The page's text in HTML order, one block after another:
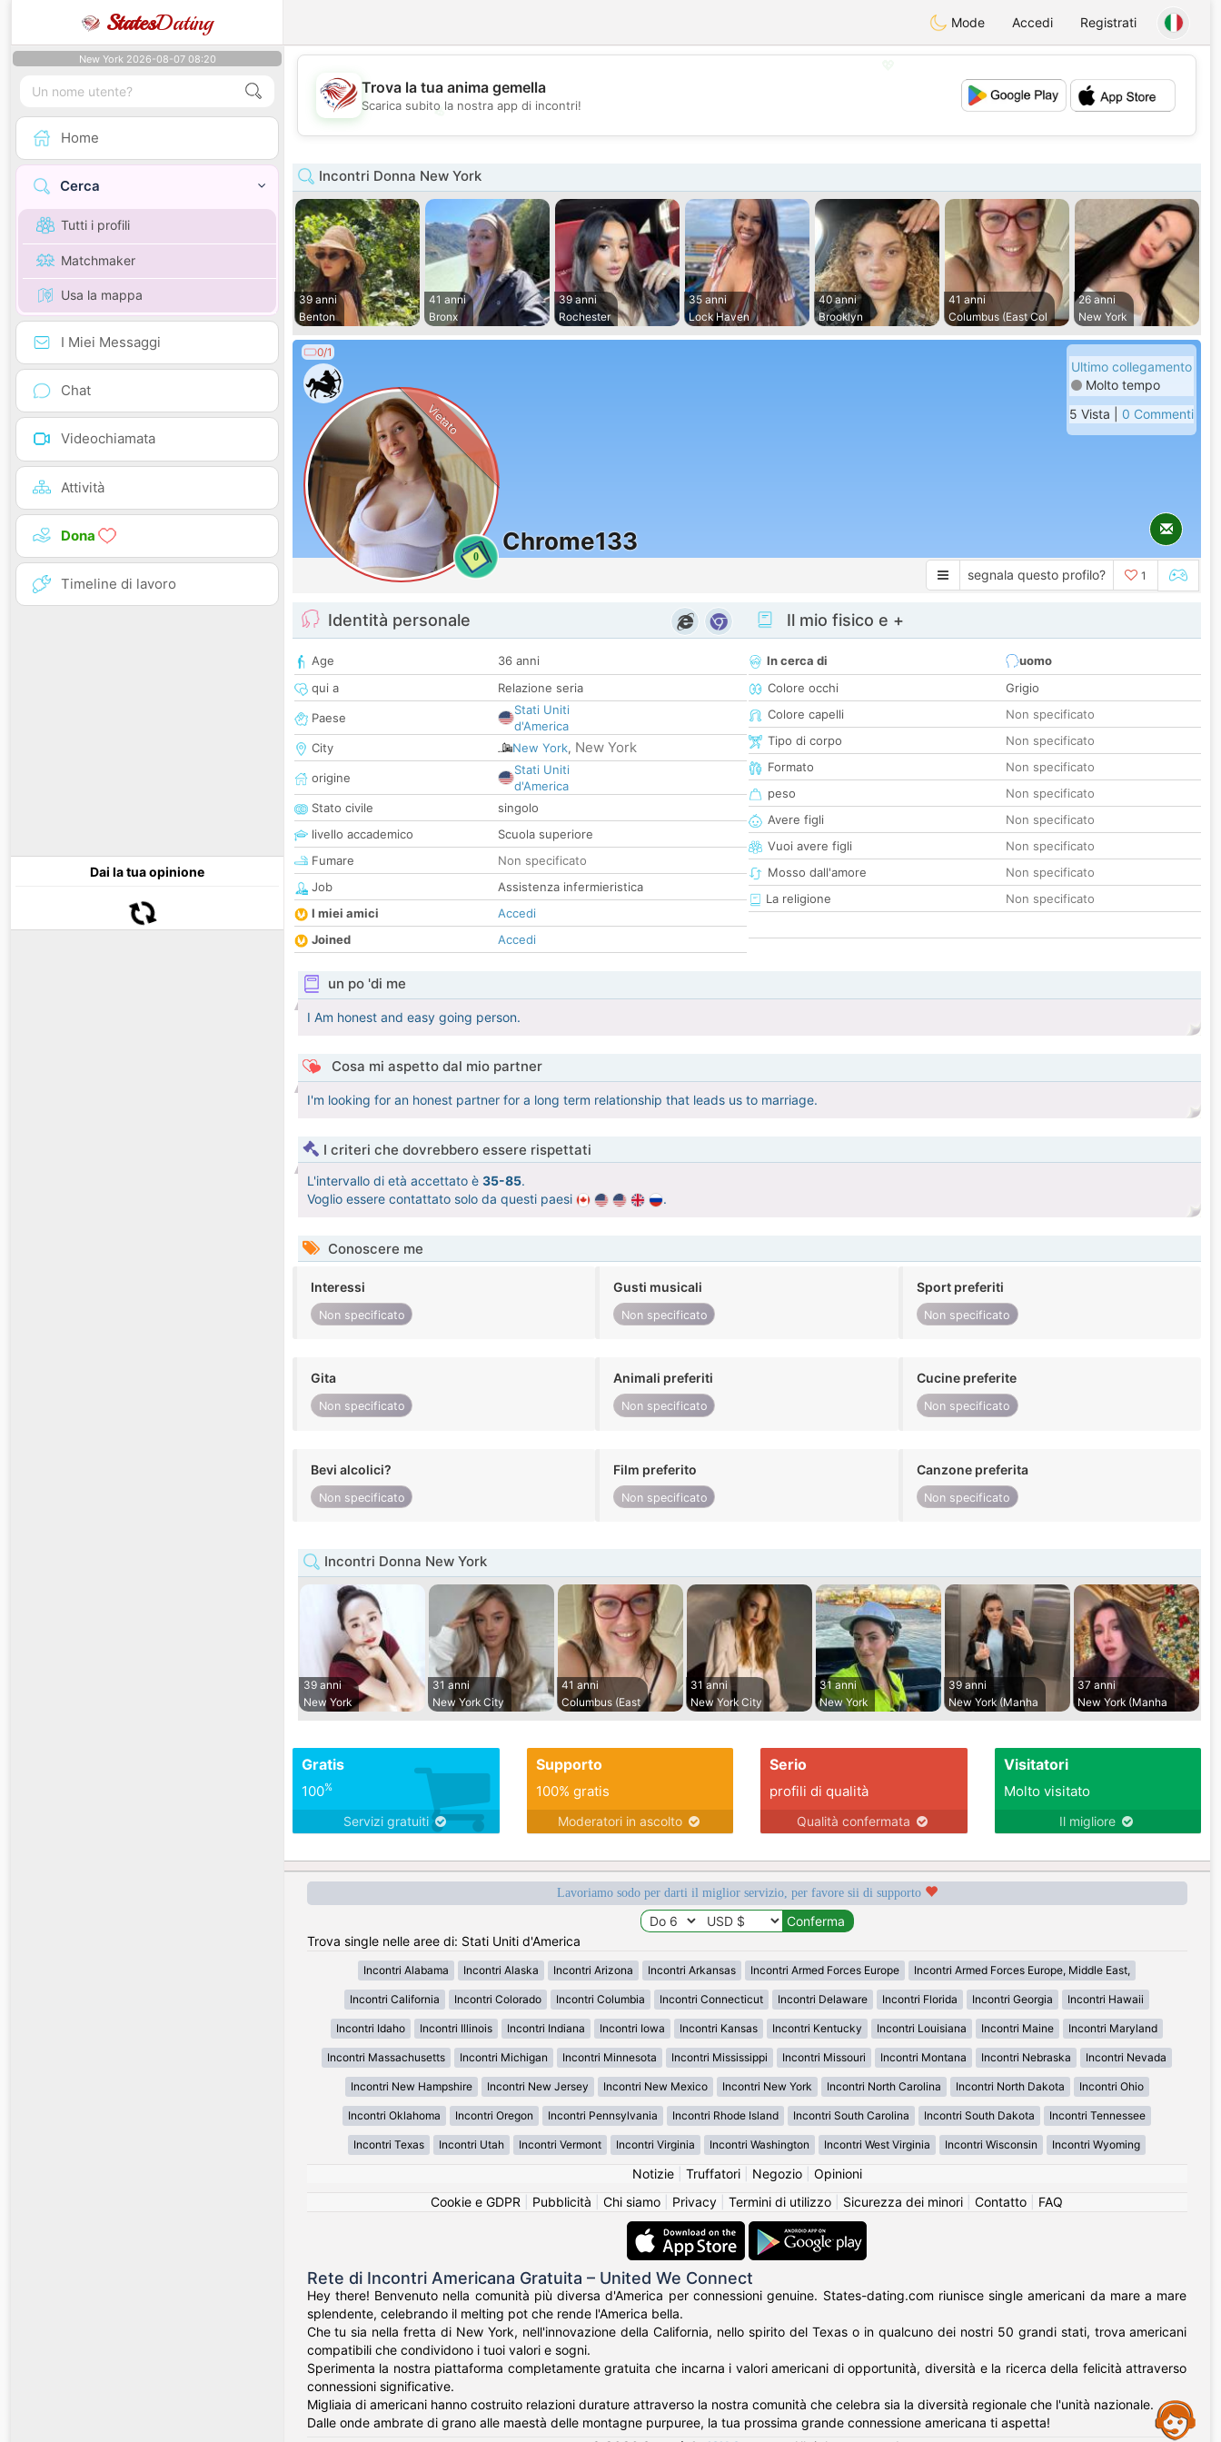
StatesDating Mode Accedi Registrati
New York 2026-08-07 08:20
Home
Cerca
Tutti i profili
Matchmaker
Usa la mappa
I Miei Messaggi
Chat
Videochiamata
Attività
Dona
Timeline di lavoro
Dai la tua opinione
💖
💕
Trova la tua anima gemella
Scarica subito la nostra app di incontri!
Incontri Donna New York
39 anni
Benton
41 anni
Bronx
39 anni
Rochester
35 anni
Lock Haven
40 anni
Brooklyn
41 anni
Columbus (East Col
26 anni
New York
0/1
0
Vietato
Chrome133
Ultimo collegamento
Molto tempo
5 Vista | 0 Commenti
segnala questo profilo? 1
Identità personale
Age
36 anni
qui a
Relazione seria
Paese
Stati Uniti
d'America
City
New York, New York
origine
Stati Uniti
d'America
Stato civile
singolo
livello accademico
Scuola superiore
Fumare
Non specificato
Job
Assistenza infermieristica
I miei amici
Accedi
Joined
Accedi
Il mio fisico e +
In cerca di
uomo
Colore occhi
Grigio
Colore capelli
Non specificato
Tipo di corpo
Non specificato
Formato
Non specificato
peso
Non specificato
Avere figli
Non specificato
Vuoi avere figli
Non specificato
Mosso dall'amore
Non specificato
La religione
Non specificato
un po 'di me
I Am honest and easy going person.
Cosa mi aspetto dal mio partner
I'm looking for an honest partner for a long term relationship that leads us to marriage.
I criteri che dovrebbero essere rispettati
L'intervallo di età accettato è 35-85.
Voglio essere contattato solo da questi paesi
.
Conoscere me
Interessi
Non specificato
Gusti musicali
Non specificato
Sport preferiti
Non specificato
Gita
Non specificato
Animali preferiti
Non specificato
Cucine preferite
Non specificato
Bevi alcolici?
Non specificato
Film preferito
Non specificato
Canzone preferita
Non specificato
Incontri Donna New York
39 anni
New York
31 anni
New York City
41 anni
Columbus (East
31 anni
New York City
31 anni
New York
39 anni
New York (Manha
37 anni
New York (Manha
Gratis
100%
Servizi gratuiti
Supporto
100% gratis
Moderatori in ascolto
Serio
profili di qualità
Qualità confermata
Visitatori
Molto visitato
Il migliore
Lavoriamo sodo per darti il miglior servizio, per favore sii di supporto
Trova single nelle aree di: Stati Uniti d'America
Incontri Alabama Incontri Alaska Incontri Arizona Incontri Arkansas Incontri Armed Forces Europe Incontri Armed Forces Europe, Middle East,
Incontri California Incontri Colorado Incontri Columbia Incontri Connecticut Incontri Delaware Incontri Florida Incontri Georgia Incontri Hawaii
Incontri Idaho Incontri Illinois Incontri Indiana Incontri Iowa Incontri Kansas Incontri Kentucky Incontri Louisiana Incontri Maine Incontri Maryland
Incontri Massachusetts Incontri Michigan Incontri Minnesota Incontri Mississippi Incontri Missouri Incontri Montana Incontri Nebraska Incontri Nevada
Incontri New Hampshire Incontri New Jersey Incontri New Mexico Incontri New York Incontri North Carolina Incontri North Dakota Incontri Ohio
Incontri Oklahoma Incontri Oregon Incontri Pennsylvania Incontri Rhode Island Incontri South Carolina Incontri South Dakota Incontri Tennessee
Incontri Texas Incontri Utah Incontri Vermont Incontri Virginia Incontri Washington Incontri West Virginia Incontri Wisconsin Incontri Wyoming
Notizie| Truffatori| Negozio| Opinioni
Cookie e GDPR
Pubblicità Chi siamo Privacy Termini di utilizzo Sicurezza dei minori Contatto FAQ
Rete di Incontri Americana Gratuita – United We Connect
Hey there! Benvenuto nella comunità più diversa d'America per connessioni genuine. States-dating.com riunisce single americani da mare a mare
splendente, celebrando il melting pot che rende l'America bella.
Che tu sia nella fretta di New York, nell'innovazione della California, nello spirito del Texas o in qualcuno dei nostri 50 grandi stati, trova americani
compatibili che condividono i tuoi valori e sogni.
Sperimenta la nostra piattaforma completamente gratuita che incarna i valori americani di opportunità, diversità e la ricerca della felicità attraverso
connessioni significative.
Migliaia di americani hanno costruito relazioni durature attraverso la nostra comunità che celebra sia la diversità regionale che l'unità nazionale.
Dalle onde ambrate di grano alle maestà delle montagne purpuree, la tua prossima grande connessione americana ti aspetta!
Assistance